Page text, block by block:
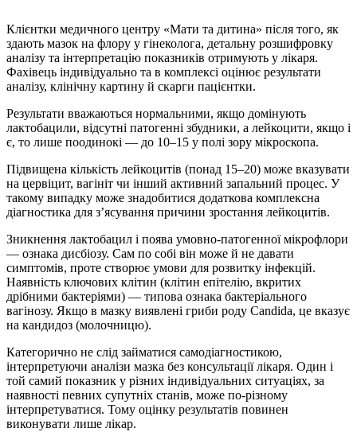
Клієнтки медичного центру «Мати та дитина» після того, як
здають мазок на флору у гінеколога, детальну розшифровку
аналізу та інтерпретацію показників отримують у лікаря.
Фахівець індивідуально та в комплексі оцінює результати
аналізу, клінічну картину й скарги пацієнтки.
Результати вважаються нормальними, якщо домінують
лактобацили, відсутні патогенні збудники, а лейкоцити, якщо і
є, то лише поодинокі — до 10–15 у полі зору мікроскопа.
Підвищена кількість лейкоцитів (понад 15–20) може вказувати
на цервіцит, вагініт чи інший активний запальний процес. У
такому випадку може знадобитися додаткова комплексна
діагностика для з’ясування причини зростання лейкоцитів.
Зникнення лактобацил і поява умовно-патогенної мікрофлори
— ознака дисбіозу. Сам по собі він може й не давати
симптомів, проте створює умови для розвитку інфекцій.
Наявність ключових клітин (клітин епітелію, вкритих
дрібними бактеріями) — типова ознака бактеріального
вагінозу. Якщо в мазку виявлені гриби роду Candida, це вказує
на кандидоз (молочницю).
Категорично не слід займатися самодіагностикою,
інтерпретуючи аналізи мазка без консультації лікаря. Один і
той самий показник у різних індивідуальних ситуаціях, за
наявності певних супутніх станів, може по-різному
інтерпретуватися. Тому оцінку результатів повинен
виконувати лише лікар.